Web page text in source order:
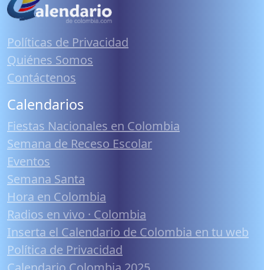
Políticas de Privacidad
Quiénes Somos
Contáctenos
Calendarios
Fiestas Nacionales en Colombia
Semana de Receso Escolar
Eventos
Semana Santa
Hora en Colombia
Radios en vivo · Colombia
Inserta el Calendario de Colombia en tu web
Política de Privacidad